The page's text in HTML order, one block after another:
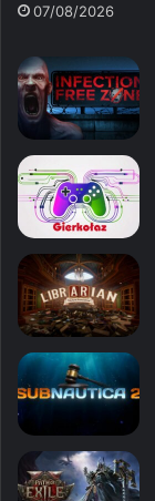
07/08/2026